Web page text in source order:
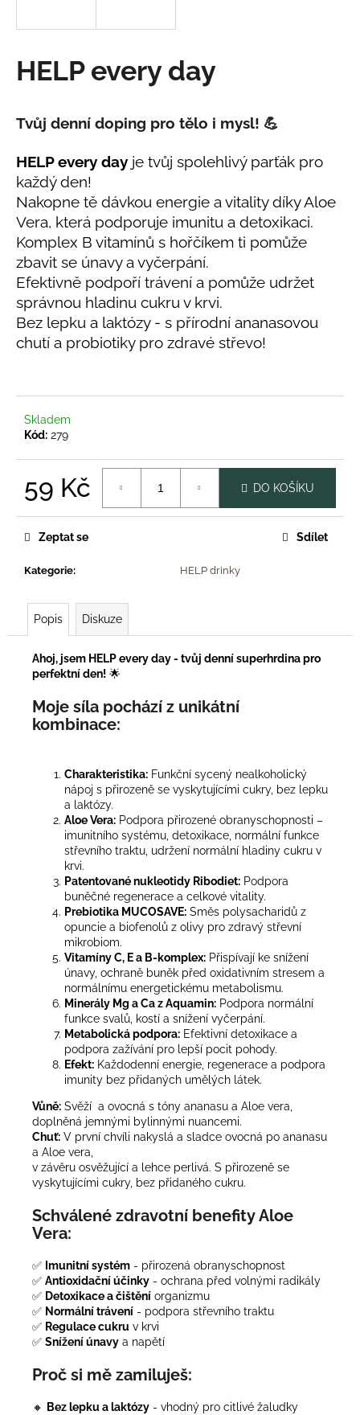
HELP every day
Tvůj denní doping pro tělo i mysl! 💪
HELP every day je tvůj spolehlivý parťák pro
každý den!
Nakopne tě dávkou energie a vitality díky Aloe
Vera, která podporuje imunitu a detoxikaci.
Komplex B vitamínů s hořčíkem ti pomůže
zbavit se únavy a vyčerpání.
Efektivně podpoří trávení a pomůže udržet
správnou hladinu cukru v krvi.
Bez lepku a laktózy - s přírodní ananasovou
chutí a probiotiky pro zdravé střevo!
Skladem
Kód: 279
59 Kč DO KOŠÍKU
Kategorie: HELP drinky
Zeptat se Sdílet
Popis Diskuze
Ahoj, jsem HELP every day - tvůj denní superhrdina pro
perfektní den! 🌟
Moje síla pochází z unikátní
kombinace:
Charakteristika: Funkční sycený nealkoholický
nápoj s přirozeně se vyskytujícími cukry, bez lepku
a laktózy.
Aloe Vera: Podpora přirozené obranyschopnosti –
imunitního systému, detoxikace, normální funkce
střevního traktu, udržení normální hladiny cukru v
krvi.
Patentované nukleotidy Ribodiet: Podpora
buněčné regenerace a celkové vitality.
Prebiotika MUCOSAVE: Směs polysacharidů z
opuncie a biofenolů z olivy pro zdravý střevní
mikrobiom.
Vitamíny C, E a B-komplex: Přispívají ke snížení
únavy, ochraně buněk před oxidativním stresem a
normálnímu energetickému metabolismu.
Minerály Mg a Ca z Aquamin: Podpora normální
funkce svalů, kostí a snížení vyčerpání.
Metabolická podpora: Efektivní detoxikace a
podpora zažívání pro lepší pocit pohody.
Efekt: Každodenní energie, regenerace a podpora
imunity bez přidaných umělých látek.
Vůně: Svěží a ovocná s tóny ananasu a Aloe vera,
doplněná jemnými bylinnými nuancemi.
Chuť: V první chvíli nakyslá a sladce ovocná po ananasu
a Aloe vera,
v závěru osvěžující a lehce perlivá. S přirozeně se
vyskytujícími cukry, bez přidaného cukru.
Schválené zdravotní benefity Aloe
Vera:
✅ Imunitní systém - přirozená obranyschopnost
✅ Antioxidační účinky - ochrana před volnými radikály
✅ Detoxikace a čištění organizmu
✅ Normální trávení - podpora střevního traktu
✅ Regulace cukru v krvi
✅ Snížení únavy a napětí
Proč si mě zamiluješ:
🔸 Bez lepku a laktózy - vhodný pro citlivé žaludky
í
t
D
o
p
o
r
u
j
e
m
HUSÍ